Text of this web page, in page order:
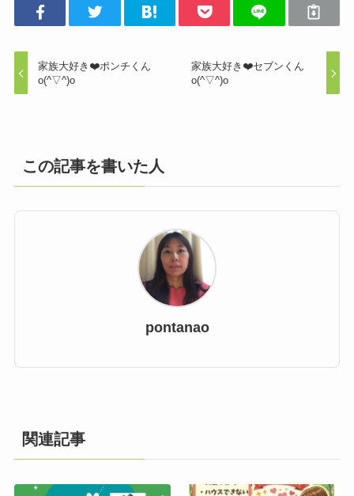
家族大好き❤️ポンチくん
o(^▽^)o
家族大好き❤️セブンくん
o(^▽^)o
この記事を書いた人
pontanao
関連記事